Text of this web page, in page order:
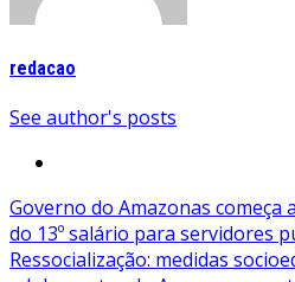
redacao
See author's posts
Navegação
de
Governo do Amazonas começa
do 13º salário para servidores
Ressocialização: medidas